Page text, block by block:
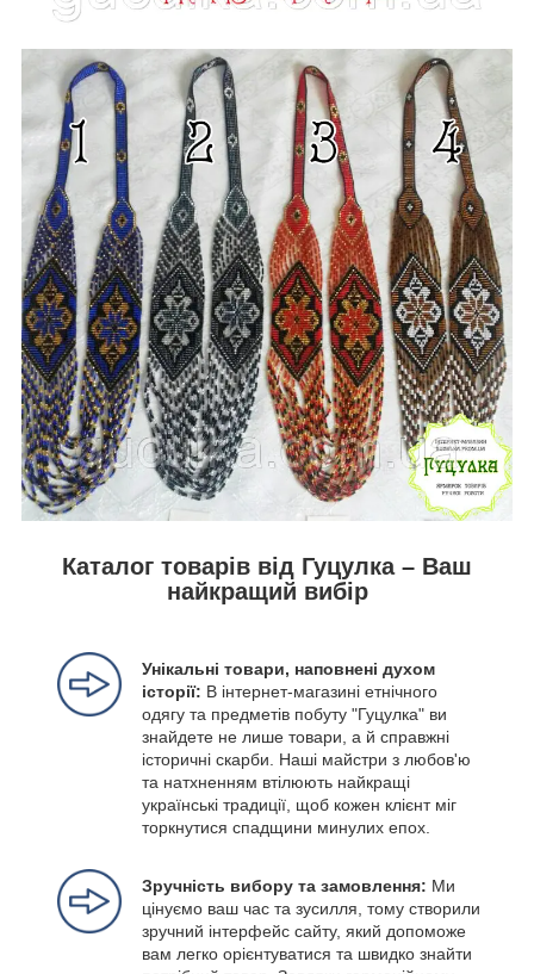
Каталог товарів від Гуцулка – Ваш
найкращий вибір
Унікальні товари, наповнені духом
історії: В інтернет-магазині етнічного
одягу та предметів побуту "Гуцулка" ви
знайдете не лише товари, а й справжні
історичні скарби. Наші майстри з любов'ю
та натхненням втілюють найкращі
українські традиції, щоб кожен клієнт міг
торкнутися спадщини минулих епох.
Зручність вибору та замовлення: Ми
цінуємо ваш час та зусилля, тому створили
зручний інтерфейс сайту, який допоможе
вам легко орієнтуватися та швидко знайти